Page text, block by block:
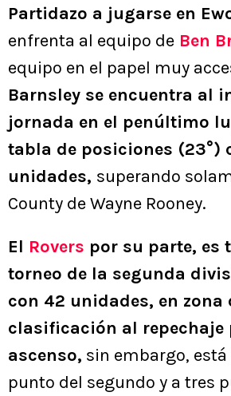
Partidazo a jugarse en
enfrenta al equipo de Ben
equipo en el papel muy
Barnsley se encuentra al
jornada en el penúltimo
tabla de posiciones (23°)
unidades, superando
County de Wayne Rooney.
El Rovers por su parte, es
torneo de la segunda
con 42 unidades, en zona
clasificación al repechaje
ascenso, sin embargo, está
punto del segundo y a tres